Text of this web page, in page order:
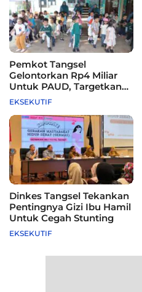
Pemkot Tangsel
Gelontorkan Rp4 Miliar
Untuk PAUD, Targetkan
115 Sekolah
EKSEKUTIF
Dinkes Tangsel Tekankan
Pentingnya Gizi Ibu Hamil
Untuk Cegah Stunting
EKSEKUTIF